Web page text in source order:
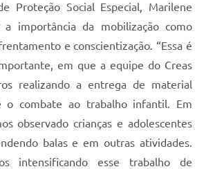
Proteção Social Especial, Marilene
a importância da mobilização como
e conscientização. “Essa é
em que a equipe do Creas
realizando a entrega de material
o combate ao trabalho infantil. Em
observado crianças e adolescentes
balas e em outras atividades.
intensificando esse trabalho de